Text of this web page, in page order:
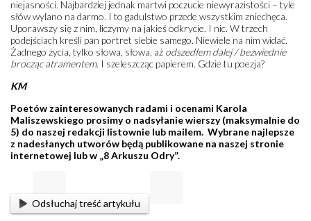
niejasności. Najbardziej jednak martwi poczucie niewyrazistości – tyle
słów wylano na darmo. I to gadulstwo przede wszystkim zniechęca.
Uporawszy się z nim, liczymy na jakieś odkrycie. I nic. W trzech
podejściach kreśli pan portret siebie samego. Niewiele na nim widać.
Żadnego życia, tylko słowa, słowa, aż odszedłem dalej / bezwiednie
brocząc atramentem. I szeleszcząc papierem. Gdzie tu poezja?
KM
Poetów zainteresowanych radami i ocenami Karola
Maliszewskiego prosimy o nadsyłanie wierszy (maksymalnie do
5) do naszej redakcji listownie lub mailem. Wybrane najlepsze
z nadesłanych utworów będą publikowane na naszej stronie
internetowej lub w „8 Arkuszu Odry”.
Odsłuchaj treść artykułu